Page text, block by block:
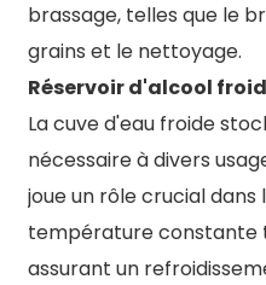
brassage, telles que le
grains et le nettoyage.
Réservoir d'alcool
La cuve d'eau froide
nécessaire à divers
joue un rôle crucial dans
température constante
assurant un